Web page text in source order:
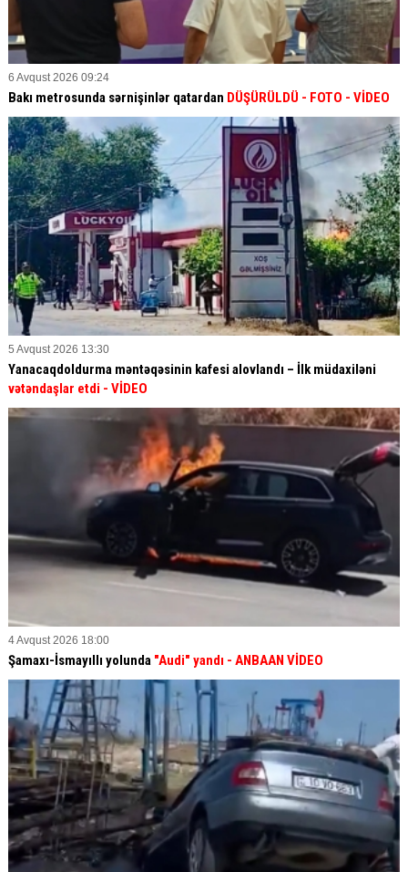
6 Avqust 2026 09:24
Bakı metrosunda sərnişinlər qatardan DÜŞÜRÜLDÜ - FOTO - VİDEO
5 Avqust 2026 13:30
Yanacaqdoldurma məntəqəsinin kafesi alovlandı – İlk müdaxiləni
vətəndaşlar etdi - VİDEO
4 Avqust 2026 18:00
Şamaxı-İsmayıllı yolunda "Audi" yandı - ANBAAN VİDEO